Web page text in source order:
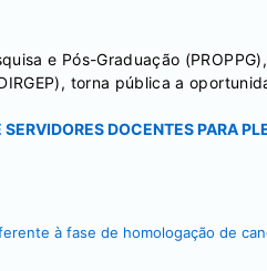
e Pós-Graduação
torna pública a
DOCENTES PARA
à fase de homologação de